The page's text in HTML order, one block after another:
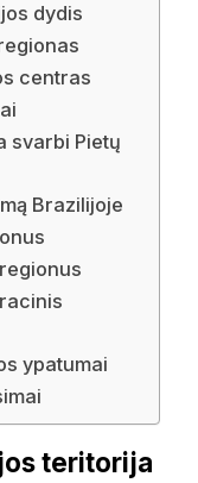
dydis
centras
svarbi Pietų
Brazilijoje
ypatumai
teritorija